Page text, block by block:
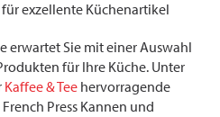
exzellente Küchenartikel
erwartet Sie mit einer Auswahl
für Ihre Küche. Unter
Kaffee & Tee hervorragende
Press Kannen und